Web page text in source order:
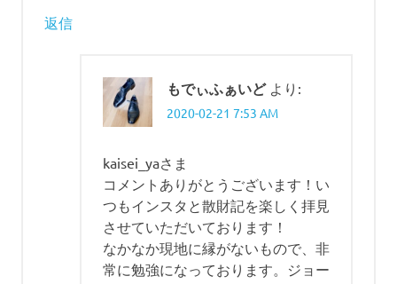
返信
もでぃふぁいど より:
2020-02-21 7:53 AM
kaisei_yaさま
コメントありがとうございます！い
つもインスタと散財記を楽しく拝見
させていただいております！
なかなか現地に縁がないもので、非
常に勉強になっております。ジョー